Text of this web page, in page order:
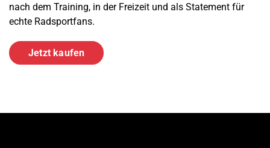
nach dem Training, in der Freizeit und als Statement für
echte Radsportfans.
Jetzt kaufen